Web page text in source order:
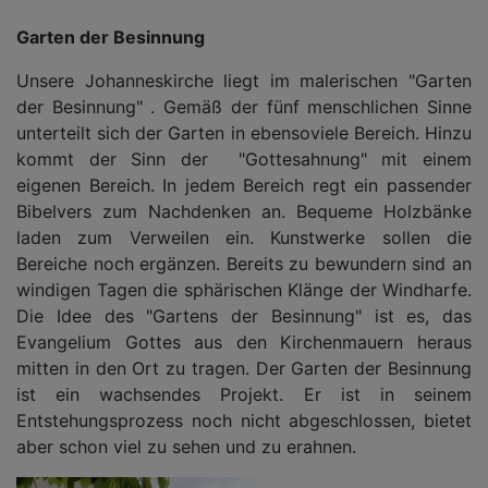
Garten der Besinnung
Unsere Johanneskirche liegt im malerischen "Garten
der Besinnung" . Gemäß der fünf menschlichen Sinne
unterteilt sich der Garten in ebensoviele Bereich. Hinzu
kommt der Sinn der "Gottesahnung" mit einem
eigenen Bereich. In jedem Bereich regt ein passender
Bibelvers zum Nachdenken an. Bequeme Holzbänke
laden zum Verweilen ein. Kunstwerke sollen die
Bereiche noch ergänzen. Bereits zu bewundern sind an
windigen Tagen die sphärischen Klänge der Windharfe.
Die Idee des "Gartens der Besinnung" ist es, das
Evangelium Gottes aus den Kirchenmauern heraus
mitten in den Ort zu tragen. Der Garten der Besinnung
ist ein wachsendes Projekt. Er ist in seinem
Entstehungsprozess noch nicht abgeschlossen, bietet
aber schon viel zu sehen und zu erahnen.